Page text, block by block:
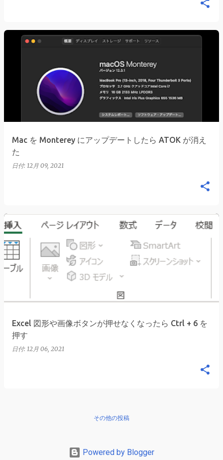
Mac を Monterey にアップデートしたら ATOK が消え
た
日付: 12月 09, 2021
Excel 図形や画像ボタンが押せなくなったら Ctrl + 6 を
押す
日付: 12月 06, 2021
その他の投稿
Powered by Blogger